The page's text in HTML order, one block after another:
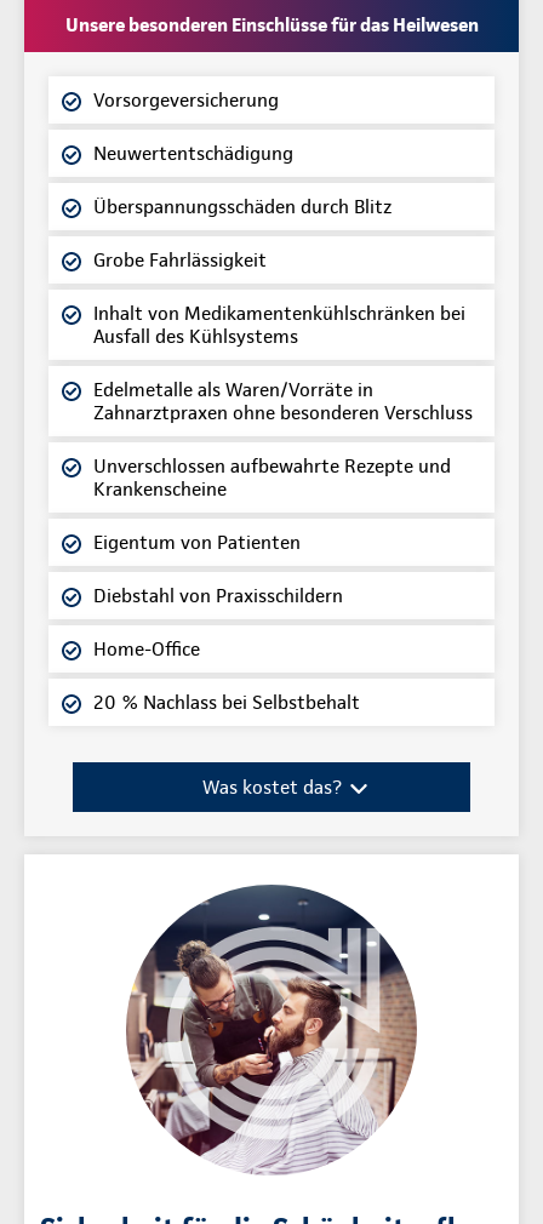
Unsere besonderen Einschlüsse für das Heilwesen
Vorsorgeversicherung
Neuwertentschädigung
Überspannungsschäden durch Blitz
Grobe Fahrlässigkeit
Inhalt von Medikamentenkühlschränken bei
Ausfall des Kühlsystems
Edelmetalle als Waren/Vorräte in
Zahnarztpraxen ohne besonderen Verschluss
Unverschlossen aufbewahrte Rezepte und
Krankenscheine
Eigentum von Patienten
Diebstahl von Praxisschildern
Home-Office
20 % Nachlass bei Selbstbehalt
Was kostet das?